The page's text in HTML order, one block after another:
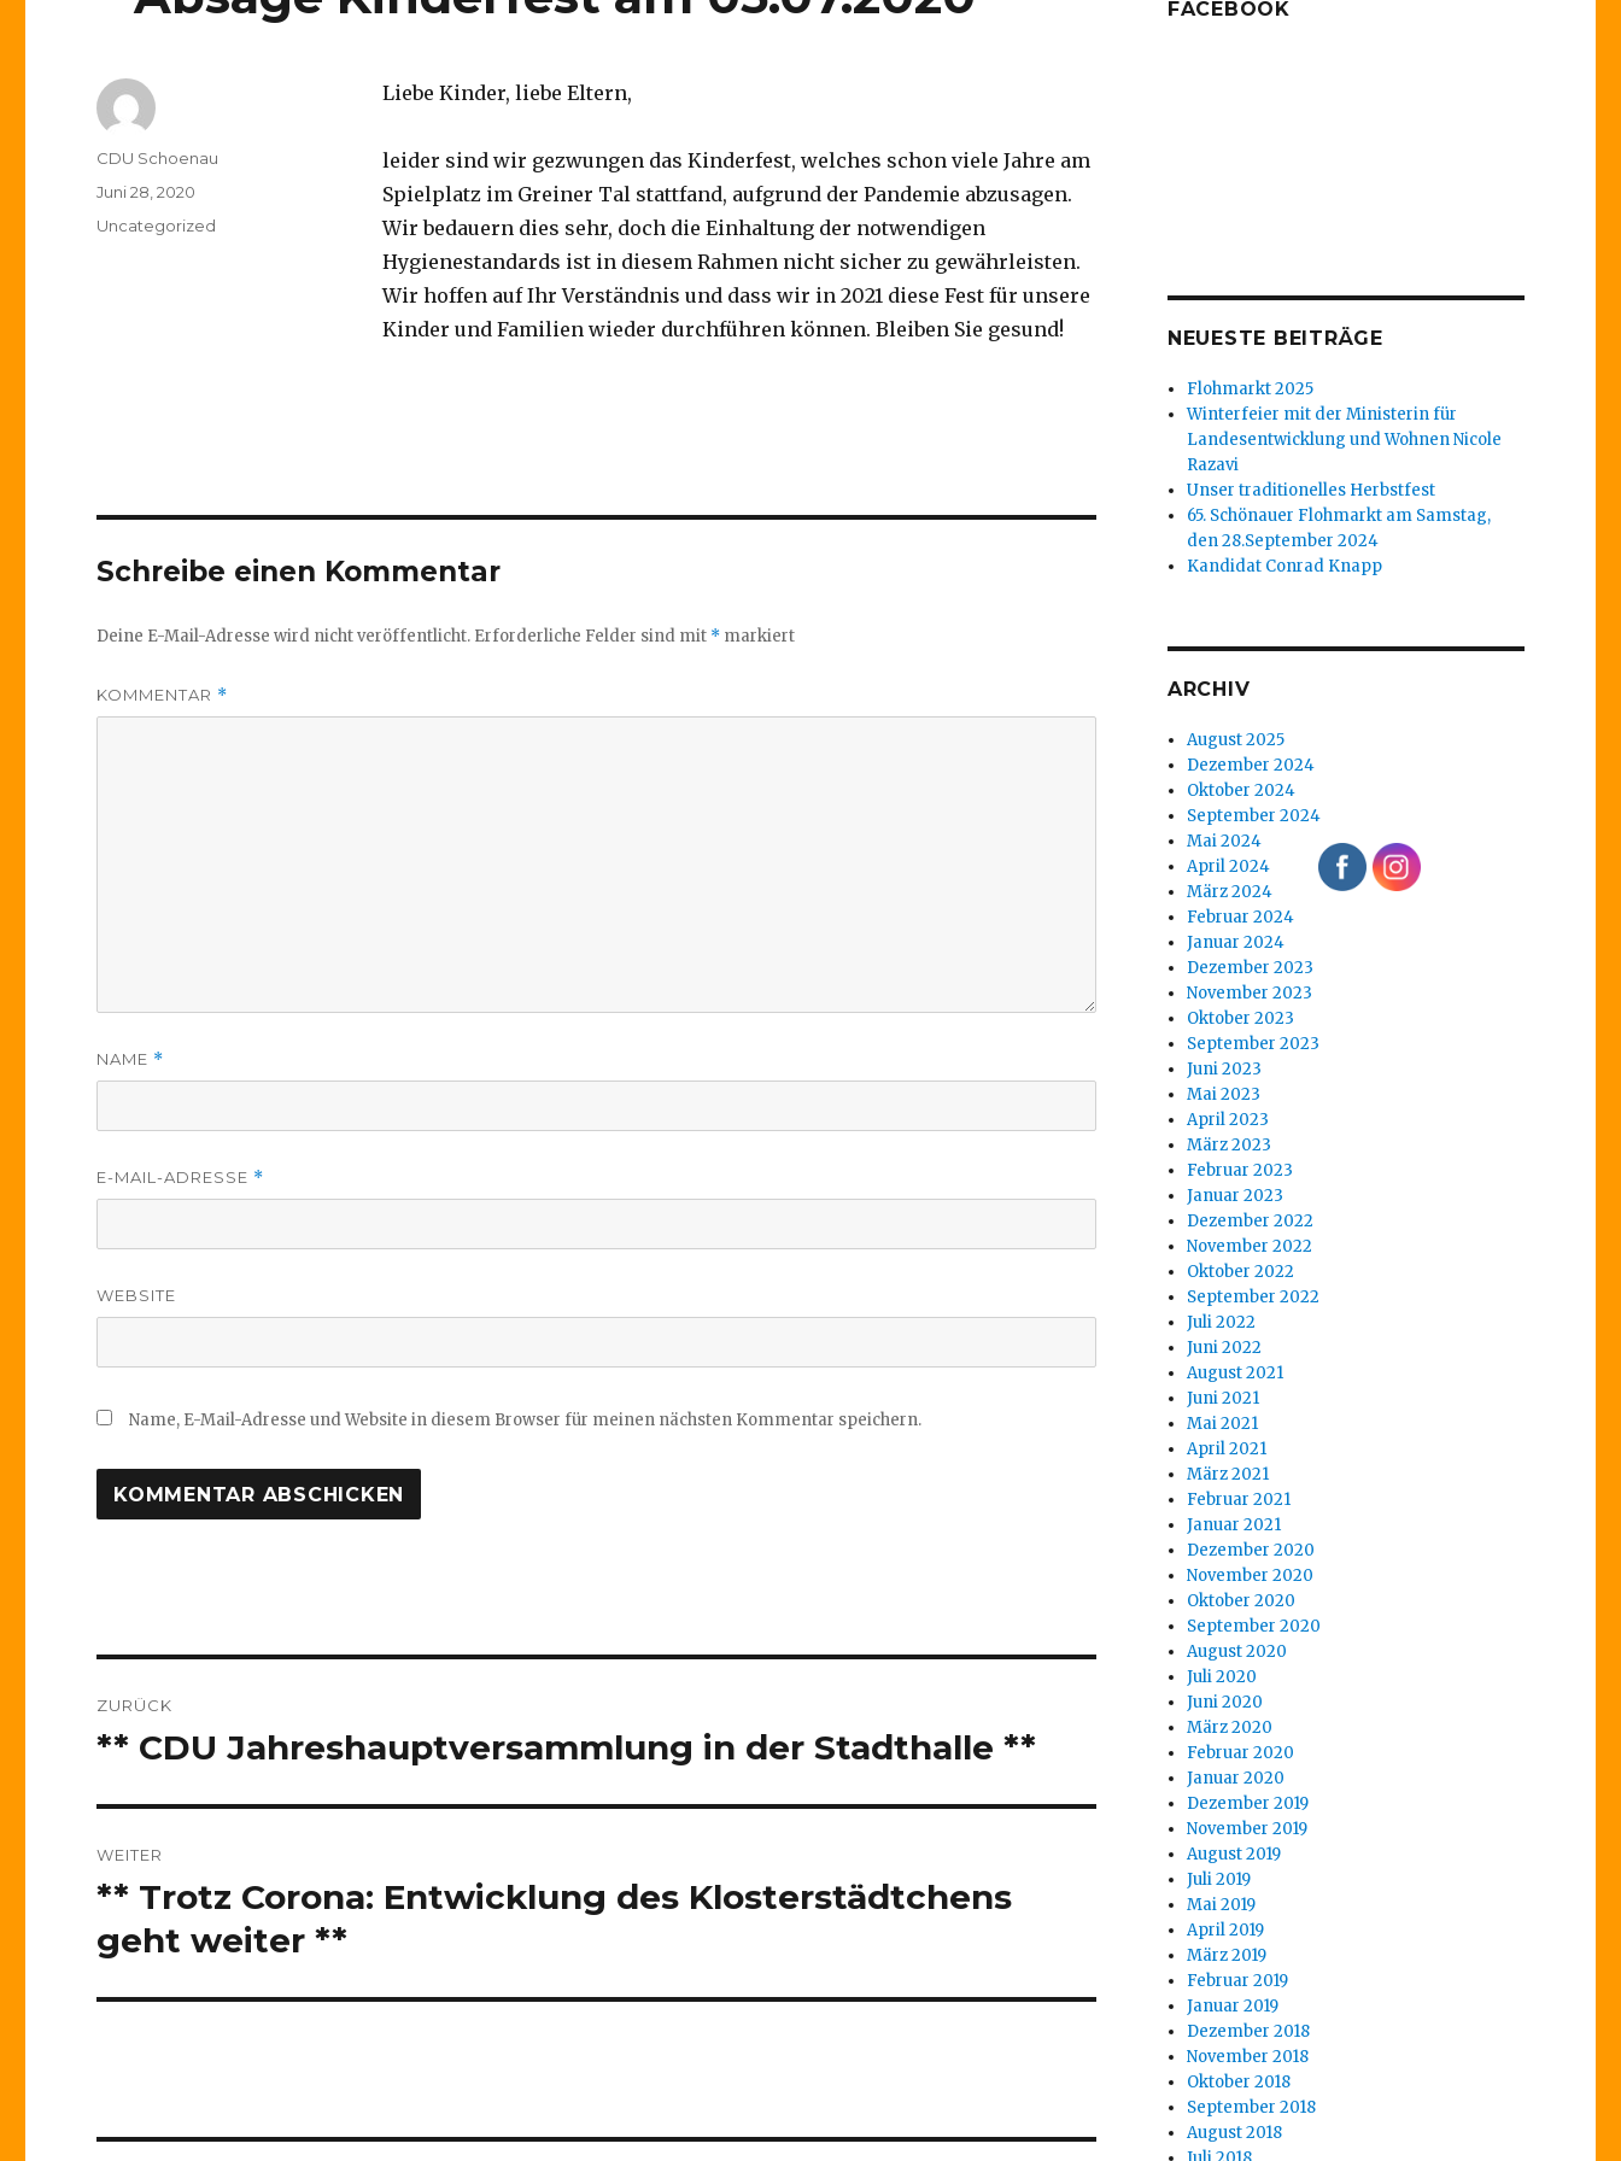
Liebe Kinder, liebe Eltern,
leider sind wir gezwungen das Kinderfest, welches schon viele Jahre am
Spielplatz im Greiner Tal stattfand, aufgrund der Pandemie abzusagen.
Wir bedauern dies sehr, doch die Einhaltung der notwendigen
Hygienestandards ist in diesem Rahmen nicht sicher zu gewährleisten.
Wir hoffen auf Ihr Verständnis und dass wir in 2021 diese Fest für unsere
Kinder und Familien wieder durchführen können. Bleiben Sie gesund!
Autor
CDU Schoenau
Veröffentlicht
Juni 28, 2020
Kategorien
Uncategorized
Schreibe einen Kommentar
Deine E-Mail-Adresse wird nicht veröffentlicht. Erforderliche Felder sind mit * markiert
KOMMENTAR *
NAME *
E-MAIL-ADRESSE *
WEBSITE
Name, E-Mail-Adresse und Website in diesem Browser für meinen nächsten Kommentar speichern.
ZURÜCK
Vorheriger
** CDU Jahreshauptversammlung in der Stadthalle **
WEITER
Nächster
Beitrag:
** Trotz Corona: Entwicklung des Klosterstädtchens
geht weiter **
FACEBOOK
NEUESTE BEITRÄGE
Flohmarkt 2025
Winterfeier mit der Ministerin für
Landesentwicklung und Wohnen Nicole
Razavi
Unser traditionelles Herbstfest
65. Schönauer Flohmarkt am Samstag,
den 28.September 2024
Kandidat Conrad Knapp
ARCHIV
August 2025
Dezember 2024
Oktober 2024
September 2024
Mai 2024
April 2024
März 2024
Februar 2024
Januar 2024
Dezember 2023
November 2023
Oktober 2023
September 2023
Juni 2023
Mai 2023
April 2023
März 2023
Februar 2023
Januar 2023
Dezember 2022
November 2022
Oktober 2022
September 2022
Juli 2022
Juni 2022
August 2021
Juni 2021
Mai 2021
April 2021
März 2021
Februar 2021
Januar 2021
Dezember 2020
November 2020
Oktober 2020
September 2020
August 2020
Juli 2020
Juni 2020
März 2020
Februar 2020
Januar 2020
Dezember 2019
November 2019
August 2019
Juli 2019
Mai 2019
April 2019
März 2019
Februar 2019
Januar 2019
Dezember 2018
November 2018
Oktober 2018
September 2018
August 2018